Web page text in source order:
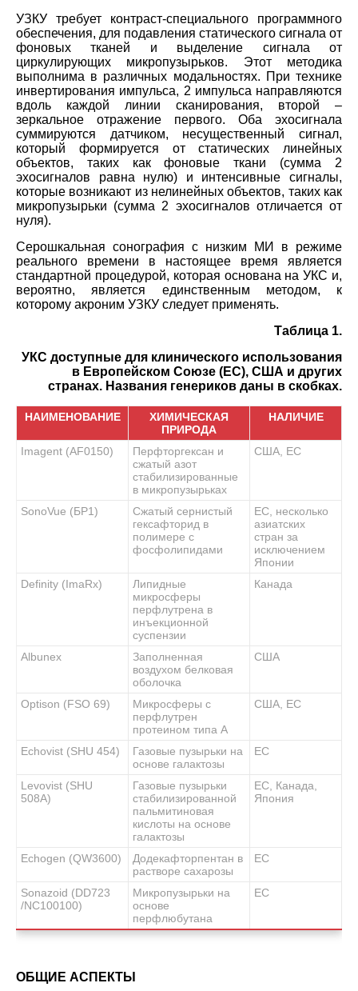
УЗКУ требует контраст-специального программного
обеспечения, для подавления статического сигнала от
фоновых тканей и выделение сигнала от
циркулирующих микропузырьков. Этот методика
выполнима в различных модальностях. При технике
инвертирования импульса, 2 импульса направляются
вдоль каждой линии сканирования, второй –
зеркальное отражение первого. Оба эхосигнала
суммируются датчиком, несущественный сигнал,
который формируется от статических линейных
объектов, таких как фоновые ткани (сумма 2
эхосигналов равна нулю) и интенсивные сигналы,
которые возникают из нелинейных объектов, таких как
микропузырьки (сумма 2 эхосигналов отличается от
нуля).
Серошкальная сонография с низким МИ в режиме
реального времени в настоящее время является
стандартной процедурой, которая основана на УКС и,
вероятно, является единственным методом, к
которому акроним УЗКУ следует применять.
Таблица 1.
УКС доступные для клинического использования
в Европейском Союзе (ЕС), США и других
странах. Названия генериков даны в скобках.
НАИМЕНОВАНИЕ
ХИМИЧЕСКАЯ
ПРИРОДА
НАЛИЧИЕ
Imagent (AF0150)
Перфторгексан и
сжатый азот
стабилизированные
в микропузырьках
США, ЕС
SonoVue (БР1)
Сжатый сернистый
гексафторид в
полимере с
фосфолипидами
ЕС, несколько
азиатских
стран за
исключением
Японии
Definity (ImaRx)
Липидные
микросферы
перфлутрена в
инъекционной
суспензии
Канада
Albunex
Заполненная
воздухом белковая
оболочка
США
Optison (FSO 69)
Микросферы с
перфлутрен
протеином типа А
США, ЕС
Echovist (SHU 454)
Газовые пузырьки на
основе галактозы
ЕС
Levovist (SHU
508A)
Газовые пузырьки
стабилизированной
пальмитиновая
кислоты на основе
галактозы
ЕС, Канада,
Япония
Echogen (QW3600)
Додекафторпентан в
растворе сахарозы
ЕС
Sonazoid (DD723
/NC100100)
Микропузырьки на
основе
перфлюбутана
ЕС
ОБЩИЕ АСПЕКТЫ